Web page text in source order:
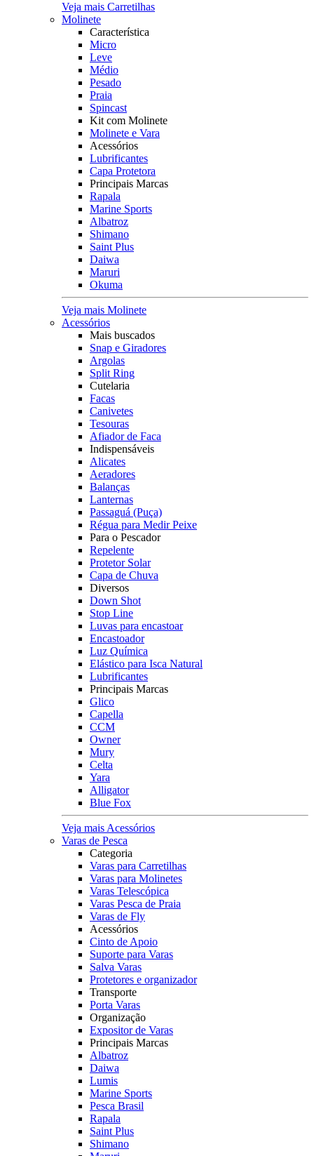
Veja mais Carretilhas
Molinete
Característica
Micro
Leve
Médio
Pesado
Praia
Spincast
Kit com Molinete
Molinete e Vara
Acessórios
Lubrificantes
Capa Protetora
Principais Marcas
Rapala
Marine Sports
Albatroz
Shimano
Saint Plus
Daiwa
Maruri
Okuma
Veja mais Molinete
Acessórios
Mais buscados
Snap e Giradores
Argolas
Split Ring
Cutelaria
Facas
Canivetes
Tesouras
Afiador de Faca
Indispensáveis
Alicates
Aeradores
Balanças
Lanternas
Passaguá (Puça)
Régua para Medir Peixe
Para o Pescador
Repelente
Protetor Solar
Capa de Chuva
Diversos
Down Shot
Stop Line
Luvas para encastoar
Encastoador
Luz Química
Elástico para Isca Natural
Lubrificantes
Principais Marcas
Glico
Capella
CCM
Owner
Mury
Celta
Yara
Alligator
Blue Fox
Veja mais Acessórios
Varas de Pesca
Categoria
Varas para Carretilhas
Varas para Molinetes
Varas Telescópica
Varas Pesca de Praia
Varas de Fly
Acessórios
Cinto de Apoio
Suporte para Varas
Salva Varas
Protetores e organizador
Transporte
Porta Varas
Organização
Expositor de Varas
Principais Marcas
Albatroz
Daiwa
Lumis
Marine Sports
Pesca Brasil
Rapala
Saint Plus
Shimano